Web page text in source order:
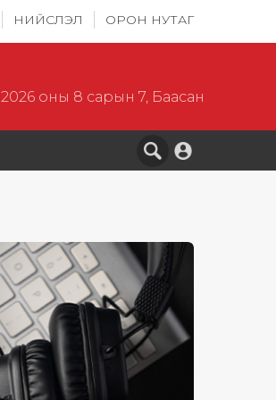
НИЙСЛЭЛ ОРОН НУТАГ
2026 оны 8 сарын 7, Баасан